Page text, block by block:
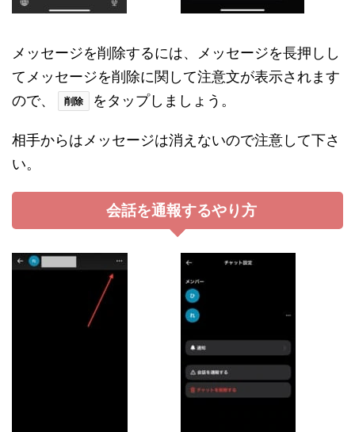
メッセージを削除するには、メッセージを長押しし
てメッセージを削除に関して注意文が表示されます
ので、
削除 をタップしましょう。
相手からはメッセージは消えないので注意して下さ
い。
会話を通報するやり方